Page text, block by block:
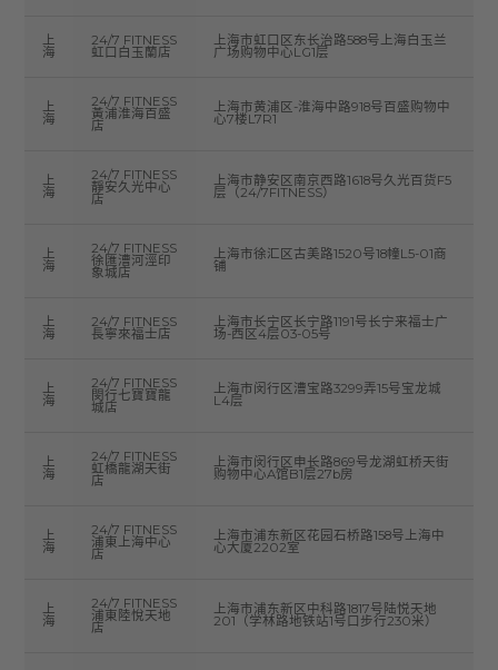
上
海
24/7 FITNESS
虹口白玉蘭店
上海市虹口区东长治路588号上海白玉兰
广场购物中心LG1层
上
海
24/7 FITNESS
黃浦淮海百盛
店
上海市黄浦区-淮海中路918号百盛购物中
心7楼L7R1
上
海
24/7 FITNESS
靜安久光中心
店
上海市静安区南京西路1618号久光百货F5
层（24/7FITNESS）
上
海
24/7 FITNESS
徐匯漕河涇印
象城店
上海市徐汇区古美路1520号18幢L5-01商
铺
上
海
24/7 FITNESS
長寧來福士店
上海市长宁区长宁路1191号长宁来福士广
场-西区4层03-05号
上
海
24/7 FITNESS
閔行七寶寶龍
城店
上海市闵行区漕宝路3299弄15号宝龙城
L4层
上
海
24/7 FITNESS
虹橋龍湖天街
店
上海市闵行区申长路869号龙湖虹桥天街
购物中心A馆B1层27b房
上
海
24/7 FITNESS
浦東上海中心
店
上海市浦东新区花园石桥路158号上海中
心大厦2202室
上
海
24/7 FITNESS
浦東陸悅天地
店
上海市浦东新区中科路1817号陆悦天地
201（学林路地铁站1号口步行230米）